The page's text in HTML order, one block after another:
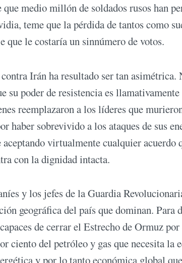
que medio millón de soldados rusos han
teme que la pérdida de tantos como
que le costaría un sinnúmero de votos.
Irán ha resultado ser tan asimétrica.
su poder de resistencia es
reemplazaron a los líderes que
haber sobrevivido a los ataques de sus
virtualmente cualquier acuerdo
con la dignidad intacta.
y los jefes de la Guardia
geográfica del país que dominan. Para
de cerrar el Estrecho de Ormuz
ciento del petróleo y gas que necesita la
y por lo tanto económica global